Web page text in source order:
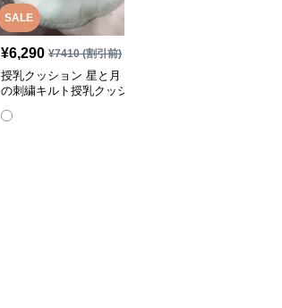
SALE
¥6,290 ¥7410(割引前)
授乳クッション 星と月
の刺繍キルト授乳クッシ